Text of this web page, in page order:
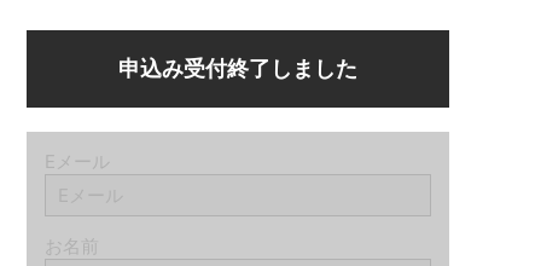
申込み受付終了しました
Eメール
お名前